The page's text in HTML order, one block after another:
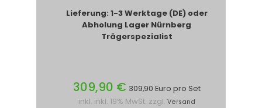
Lieferung: 1-3 Werktage (DE) oder
Abholung Lager Nürnberg
Trägerspezialist
309,90 € 309,90 Euro pro Set
inkl. inkl. 19% MwSt. zzgl. Versand